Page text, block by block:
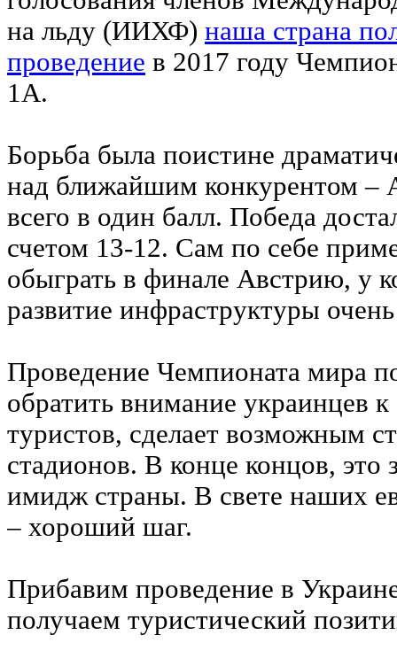
на льду (ИИХФ) наша страна
проведение в 2017 году
1А.
Борьба была поистине
над ближайшим конкурентом –
всего в один балл. Победа
счетом 13-12. Сам по себе
обыграть в финале Австрию, у
развитие инфраструктуры
Проведение Чемпионата мира
обратить внимание украинцев к
туристов, сделает возможным
стадионов. В конце концов, это
имидж страны. В свете наших
– хороший шаг.
Прибавим проведение в
получаем туристический